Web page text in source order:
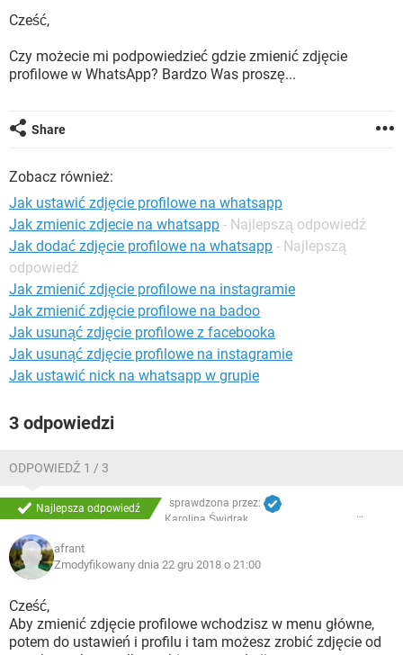
WINDOWS 10
WINDOWS 10
GRY
SPOTIFY NETFLIX
FACEBOOK
Cześć,
Czy możecie mi podpowiedzieć gdzie zmienić zdjęcie
profilowe w WhatsApp? Bardzo Was proszę...
Share
Zobacz również:
Jak ustawić zdjęcie profilowe na whatsapp
Jak zmienic zdjecie na whatsapp - Najlepszą odpowiedź
Jak dodać zdjęcie profilowe na whatsapp - Najlepszą
odpowiedź
Jak zmienić zdjęcie profilowe na instagramie
Jak zmienić zdjęcie profilowe na badoo
Jak usunąć zdjęcie profilowe z facebooka
Jak usunąć zdjęcie profilowe na instagramie
Jak ustawić nick na whatsapp w grupie
3 odpowiedzi
ODPOWIEDŹ 1 / 3
Najlepsza odpowiedź
sprawdzona przez:
Karolina Świdrak
afrant
Zmodyfikowany dnia 22 gru 2018 o 21:00
Cześć,
Aby zmienić zdjęcie profilowe wchodzisz w menu główne,
potem do ustawień i profilu i tam możesz zrobić zdjęcie od